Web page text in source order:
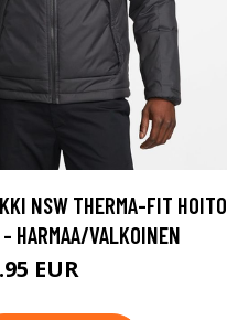
NSW THERMA-FIT HOITO
- HARMAA/VALKOINEN
EUR